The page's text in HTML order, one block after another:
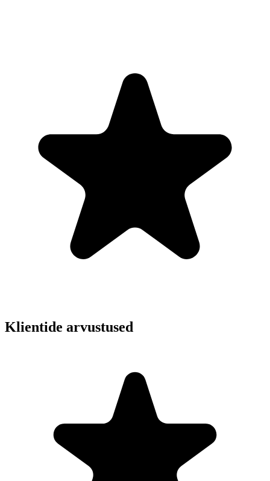
Klientide arvustused